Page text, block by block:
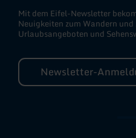
Mit dem Eifel-Newsletter
Neuigkeiten zum Wandern
Urlaubsangeboten und
Newsletter-